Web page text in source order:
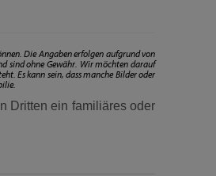
Die Angaben erfolgen aufgrund von
sind ohne Gewähr. Wir möchten darauf
Es kann sein, dass manche Bilder oder
Dritten ein familiäres oder